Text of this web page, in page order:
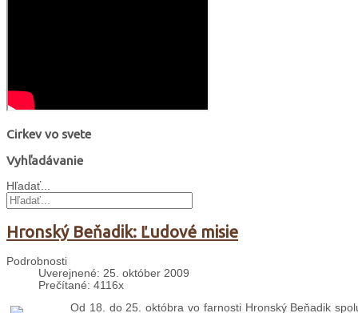
Cirkev vo svete
Vyhľadávanie
Hľadať...
Hronský Beňadik: Ľudové misie
Podrobnosti
Uverejnené: 25. október 2009
Prečítané: 4116x
Od 18. do 25. októbra vo farnosti Hronský Beňadik